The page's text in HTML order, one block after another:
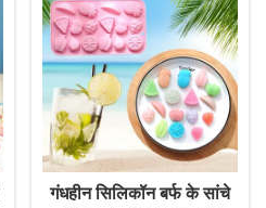
गंधहीन सिलिकॉन बर्फ के सांचे